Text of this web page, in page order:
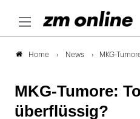
Home News MKG-
MKG-Tumore:
überflüssig?